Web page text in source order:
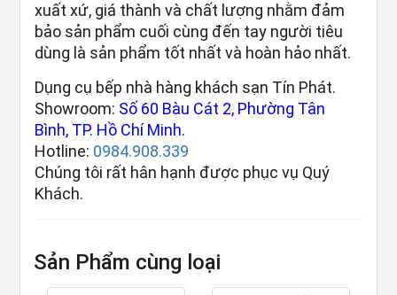
xuất xứ, giá thành và chất lượng nhằm đảm
bảo sản phẩm cuối cùng đến tay người tiêu
dùng là sản phẩm tốt nhất và hoàn hảo nhất.
Dụng cụ bếp nhà hàng khách sạn Tín Phát.
Showroom: Số 60 Bàu Cát 2, Phường Tân
Bình, TP. Hồ Chí Minh.
Hotline: 0984.908.339
Chúng tôi rất hân hạnh được phục vụ Quý
Khách.
Sản Phẩm cùng loại